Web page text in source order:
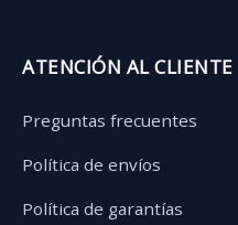
ATENCIÓN AL CLIENTE
Preguntas frecuentes
Política de envíos
Política de garantías